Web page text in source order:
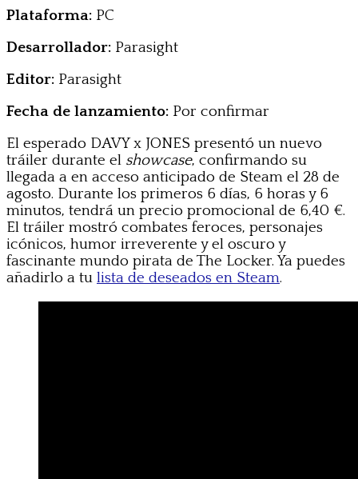
Plataforma: PC
Desarrollador: Parasight
Editor: Parasight
Fecha de lanzamiento: Por confirmar
El esperado DAVY x JONES presentó un nuevo
tráiler durante el showcase, confirmando su
llegada a en acceso anticipado de Steam el 28 de
agosto. Durante los primeros 6 días, 6 horas y 6
minutos, tendrá un precio promocional de 6,40 €.
El tráiler mostró combates feroces, personajes
icónicos, humor irreverente y el oscuro y
fascinante mundo pirata de The Locker. Ya puedes
añadirlo a tu lista de deseados en Steam.